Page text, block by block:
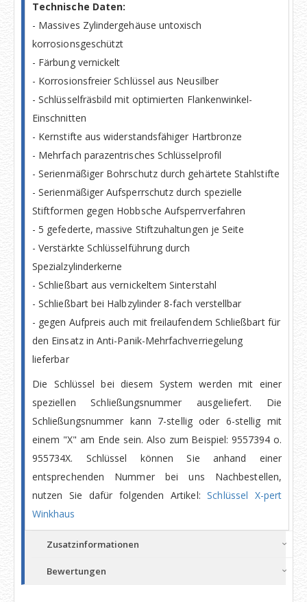
Technische Daten:
- Massives Zylindergehäuse untoxisch
korrosionsgeschützt
- Färbung vernickelt
- Korrosionsfreier Schlüssel aus Neusilber
- Schlüsselfräsbild mit optimierten Flankenwinkel-
Einschnitten
- Kernstifte aus widerstandsfähiger Hartbronze
- Mehrfach parazentrisches Schlüsselprofil
- Serienmäßiger Bohrschutz durch gehärtete Stahlstifte
- Serienmäßiger Aufsperrschutz durch spezielle
Stiftformen gegen Hobbsche Aufsperrverfahren
- 5 gefederte, massive Stiftzuhaltungen je Seite
- Verstärkte Schlüsselführung durch
Spezialzylinderkerne
- Schließbart aus vernickeltem Sinterstahl
- Schließbart bei Halbzylinder 8-fach verstellbar
- gegen Aufpreis auch mit freilaufendem Schließbart für
den Einsatz in Anti-Panik-Mehrfachverriegelung
lieferbar
Die Schlüssel bei diesem System werden mit einer
speziellen Schließungsnummer ausgeliefert. Die
Schließungsnummer kann 7-stellig oder 6-stellig mit
einem "X" am Ende sein. Also zum Beispiel: 9557394 o.
955734X. Schlüssel können Sie anhand einer
entsprechenden Nummer bei uns Nachbestellen,
nutzen Sie dafür folgenden Artikel:Schlüssel X-pert
Winkhaus
Zusatzinformationen
Bewertungen